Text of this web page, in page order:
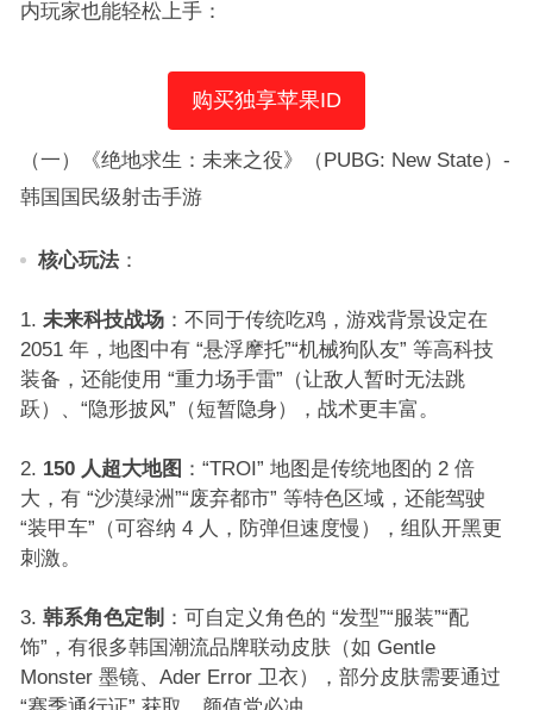
内玩家也能轻松上手：​
购买独享苹果ID
（一）《绝地求生：未来之役》（PUBG: New State）-
韩国国民级射击手游​
核心玩法：​
未来科技战场：不同于传统吃鸡，游戏背景设定在
2051 年，地图中有 “悬浮摩托”“机械狗队友” 等高科技
装备，还能使用 “重力场手雷”（让敌人暂时无法跳
跃）、“隐形披风”（短暂隐身），战术更丰富。​
150 人超大地图 ：“TROI” 地图是传统地图的 2 倍
大，有 “沙漠绿洲”“废弃都市” 等特色区域，还能驾驶
“装甲车”（可容纳 4 人，防弹但速度慢），组队开黑更
刺激。​
韩系角色定制
：可自定义角色的 “发型”“服装”“配
饰”，有很多韩国潮流品牌联动皮肤（如 Gentle
Monster 墨镜、Ader Error 卫衣），部分皮肤需要通过